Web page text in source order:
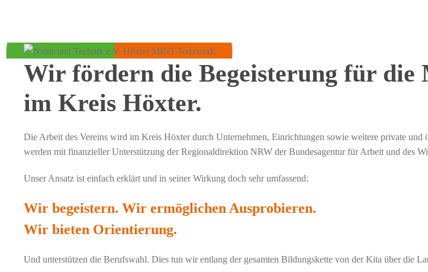
Wir fördern die Begeisterung für die
im Kreis Höxter.
Die Arbeit des Vereins wird im Kreis Höxter durch Unternehmen, Einrichtungen sowie weitere private
werden mit finanzieller Unterstützung der Regionaldirektion NRW der Bundesagentur für Arbeit und des
Unser Ansatz ist einfach erklärt und in seiner Wirkung doch sehr umfassend:
Wir begeistern. Wir ermöglichen Ausprobieren.
Wir bieten Orientierung.
Und unterstützen die Berufswahl. Dies tun wir entlang der gesamten Bildungskette von der Kita über die